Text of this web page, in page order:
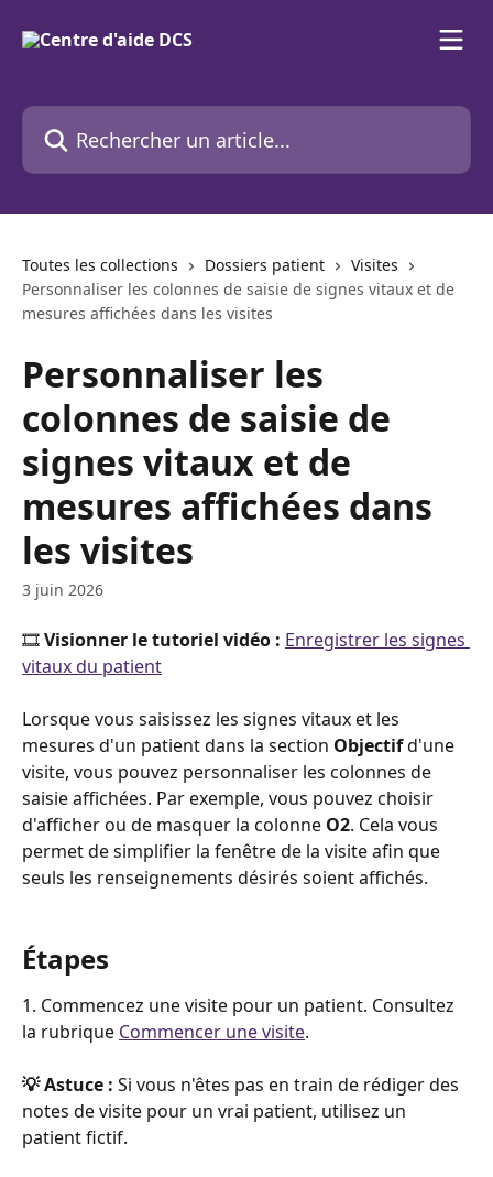
Rechercher un article...
Toutes les collections Dossiers patient
Visites
Personnaliser les colonnes de saisie de signes vitaux et de
mesures affichées dans les visites
Personnaliser les
colonnes de saisie de
signes vitaux et de
mesures affichées dans
les visites
3 juin 2026
🎞️ Visionner le tutoriel vidéo : Enregistrer les signes
vitaux du patient
Lorsque vous saisissez les signes vitaux et les
mesures d'un patient dans la section Objectif d'une
visite, vous pouvez personnaliser les colonnes de
saisie affichées. Par exemple, vous pouvez choisir
d'afficher ou de masquer la colonne O2. Cela vous
permet de simplifier la fenêtre de la visite afin que
seuls les renseignements désirés soient affichés.
Étapes
1. Commencez une visite pour un patient. Consultez
la rubrique Commencer une visite.
💡 Astuce : Si vous n'êtes pas en train de rédiger des
notes de visite pour un vrai patient, utilisez un
patient fictif.